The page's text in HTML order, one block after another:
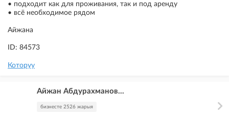
• подходит как для проживания, так и под аренду
• всё необходимое рядом
Айжана
ID: 84573
Которуу
Айжан Абдурахманов...
бизнесте 2526 жарыя